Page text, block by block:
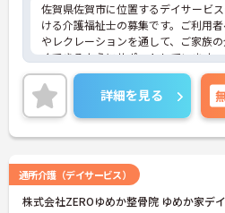
佐賀県佐賀市に位置するデイサービ
ける介護福祉士の募集です。ご利用
やレクレーションを通して、ご家族
くできるようにサポートしています。
残業は月平均10時間程度なのでワー
スを保ちながらご勤務いただけます
分の支給実績があり、頑張りがきち
のでモチベーションアップにつなが
ご興味のある方には、面接対策ポイ
さい！
詳細を見る
通所介護（デイサービス）
株式会社ZEROゆめか整骨院 ゆめか家デ